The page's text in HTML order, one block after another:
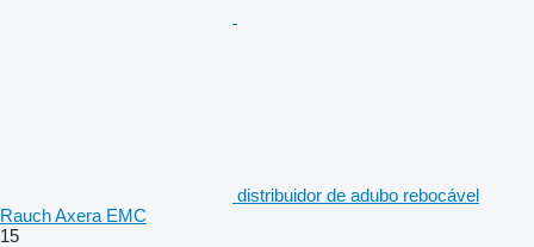
distribuidor de adubo rebocável
Rauch Axera EMC
15